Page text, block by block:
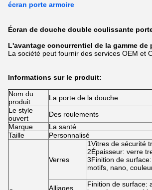
écran porte armoire
Écran de douche double coulissante
L'avantage concurrentiel de la gamme de
La société peut fournir des services OEM et
Informations sur le produit:
Nom du
produit
La porte de la douche
Le style
ouvert
Des roulements
Marque
La santé
Taille
Personnalisé
Verres
1Vitres de sécurité
2Épaisseur: verre
3Finition de
motifs, nano,
Alliages
Finition de surface: